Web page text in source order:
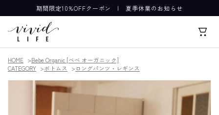
期間限定10%OFFクーポン |夏季休業のお知らせ
HOME
Bebe Organic [べべ オーガニック]
CATEGORY
ボトムス ロングパンツ・レギンス